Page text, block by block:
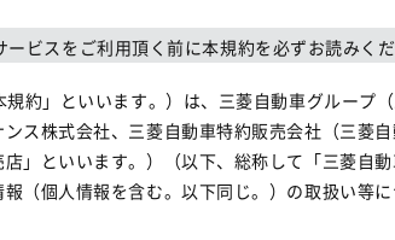
ービスをご利用頂く前に本規約を必ずお読みくだ
約」といいます。）は、三菱自動車グループ
ス株式会社、三菱自動車特約販売会社（三菱
」といいます。）（以下、総称して「三菱自
（個人情報を含む。以下同じ。）の取扱い等に